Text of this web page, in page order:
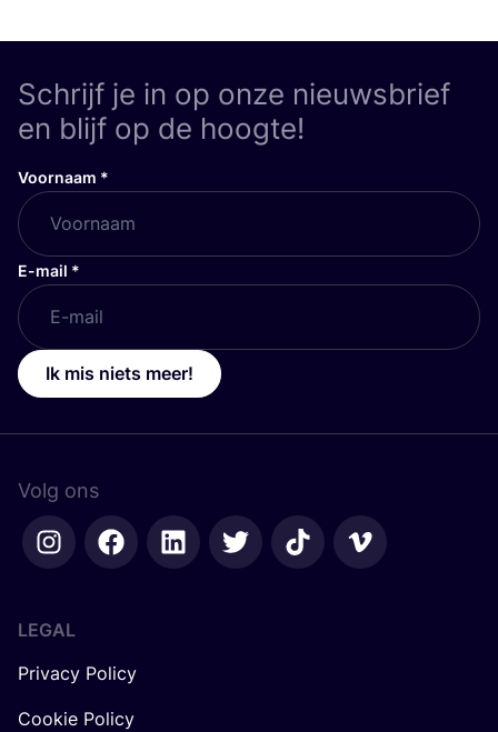
Schrijf je in op onze nieuwsbrief
en blijf op de hoogte!
Voornaam *
E-mail *
Ik mis niets meer!
Volg ons
LEGAL
Privacy Policy
Cookie Policy